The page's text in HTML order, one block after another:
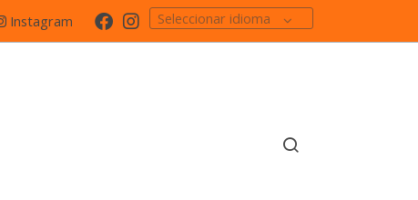
Instagram Seleccionar idioma